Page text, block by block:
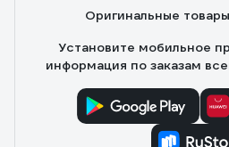
Оригинальные
Установите мобильное
информация по заказам